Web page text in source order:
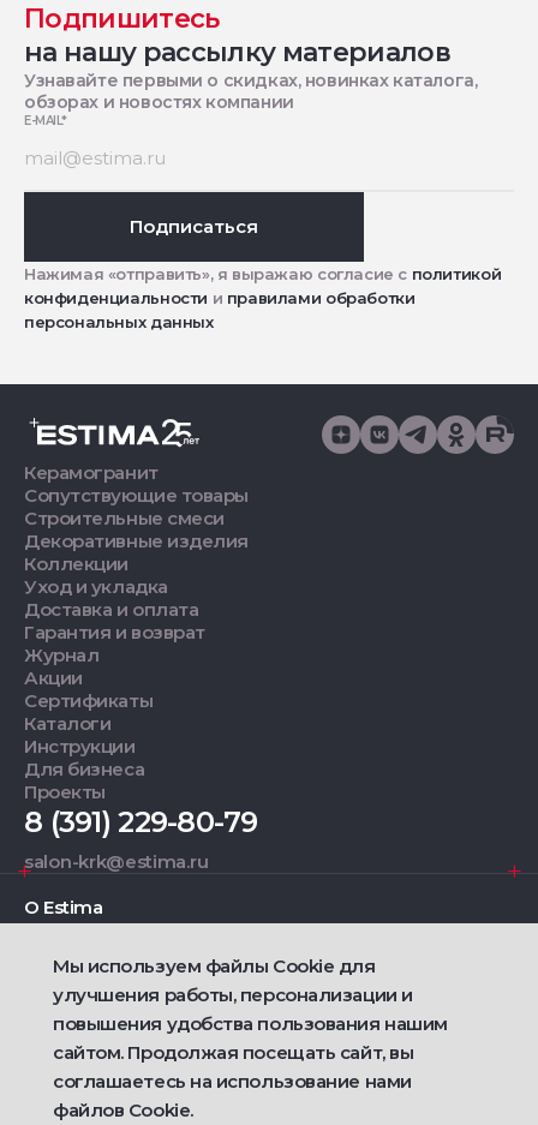
Подпишитесь
на нашу рассылку материалов
Узнавайте первыми о скидках, новинках каталога,
обзорах и новостях компании
E-MAIL*
Подписаться
Нажимая «отправить», я выражаю согласие с политикой
конфиденциальности и правилами обработки
персональных данных
Керамогранит
Сопутствующие товары
Строительные смеси
Декоративные изделия
Коллекции
Уход и укладка
Доставка и оплата
Гарантия и возврат
Журнал
Акции
Сертификаты
Каталоги
Инструкции
Для бизнеса
Проекты
8 (391) 229-80-79
salon-krk@estima.ru
О Estima
Дизайнерам
Фирменные салоны
2021 — 2026 © Estima
Политика конфиденциальности
Мы используем файлы Cookie для
улучшения работы, персонализации и
повышения удобства пользования нашим
сайтом. Продолжая посещать сайт, вы
соглашаетесь на использование нами
файлов Cookie.